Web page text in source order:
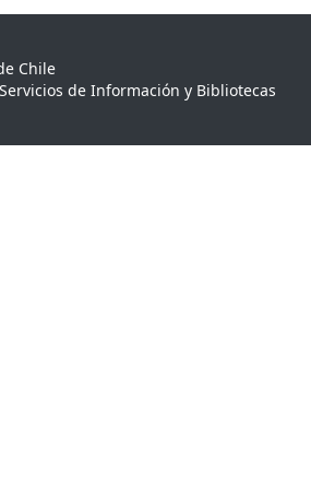
Chile
de Información y Bibliotecas